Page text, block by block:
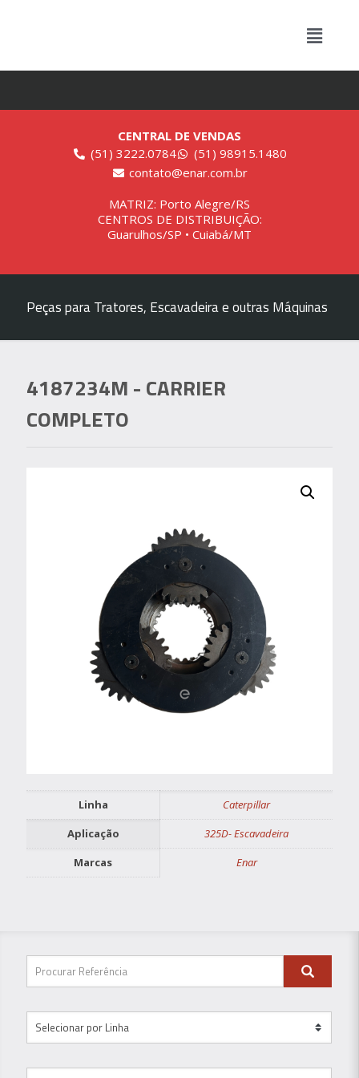
CENTRAL DE VENDAS
(51) 3222.0784
(51) 98915.1480
contato@enar.com.br
MATRIZ: Porto Alegre/RS
CENTROS DE DISTRIBUIÇÃO:
Guarulhos/SP • Cuiabá/MT
Peças para Tratores, Escavadeira e outras Máquinas
4187234M - CARRIER
COMPLETO
Linha
Caterpillar
Aplicação
325D- Escavadeira
Marcas
Enar